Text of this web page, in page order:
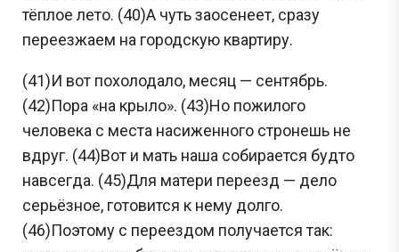
тёплое лето. (40)А чуть заосенеет, сразу
переезжаем на городскую квартиру.
(41)И вот похолодало, месяц — сентябрь.
(42)Пора «на крыло». (43)Но пожилого
человека с места насиженного стронешь не
вдруг. (44)Вот и мать наша собирается будто
навсегда. (45)Для матери переезд — дело
серьёзное, готовится к нему долго.
(46)Поэтому с переездом получается так: